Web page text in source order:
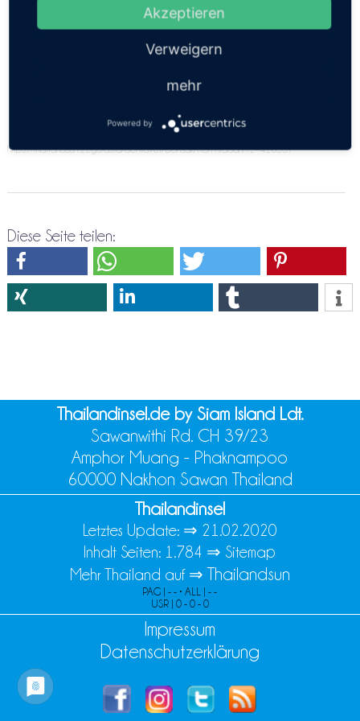
angeben. Bitte versuche es doch nochmals über die
https://thailandsun.12go.asia/de/travel/Donsak/Koh Kradan/?z=416557
Diese Seite teilen:
Thailandinsel.de by Siam Island Ldt.
Sawanwithi Rd. CH 39/23
Amphor Muang - Phaknampoo
60000 Nakhon Sawan Thailand
Thailandinsel
Letztes Update: ⇒ 21.02.2020
Inhalt Seiten: 1.784 ⇒ Sitemap
Mehr Thailand auf ⇒ Thailandsun
PAG | - - • ALL | - -
USR | 0 - 0 - 0
Impressum
Datenschutzerklärung
Akzeptieren
Verweigern
mehr
Powered by